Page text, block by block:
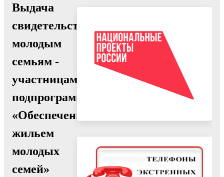
Выдача
свидетельств
молодым
семьям -
участницам
подпрограммы
«Обеспечение
жильем
молодых
семей»